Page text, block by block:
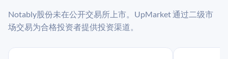
Notably股份未在公开交易所上市。UpMarket 通过二级市
场交易为合格投资者提供投资渠道。